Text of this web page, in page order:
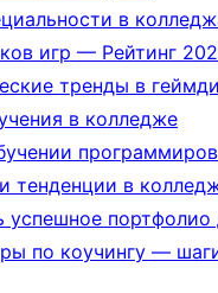
в
игр — Рейтинг
тренды в
в колледже
тенденции в
успешное портфолио
по коучингу —